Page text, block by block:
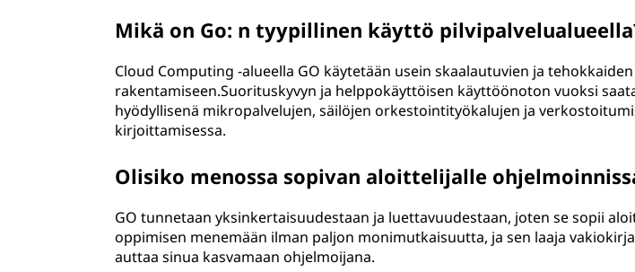
Mikä on Go: n tyypillinen käyttö
Cloud Computing -alueella GO käytetään usein skaalautuvien ja
rakentamiseen.Suorituskyvyn ja helppokäyttöisen käyttöönoton vuoksi
hyödyllisenä mikropalvelujen, säilöjen orkestointityökalujen ja
kirjoittamisessa.
Olisiko menossa sopivan aloittelijalle
GO tunnetaan yksinkertaisuudestaan ja luettavuudestaan, joten se sopii
oppimisen menemään ilman paljon monimutkaisuutta, ja sen laaja
auttaa sinua kasvamaan ohjelmoijana.